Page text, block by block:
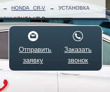
HONDA CR-V → УСТАНОВКА
ХОНДА ЦР-В
Отправить
заявку
Заказать
звонок